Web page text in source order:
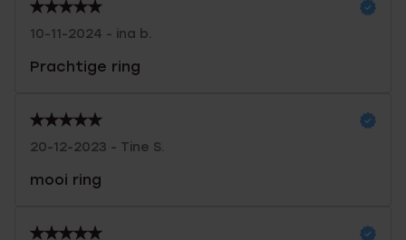
10-11-2024 - ina b.
Prachtige ring
20-12-2023 - Tine S.
mooi ring